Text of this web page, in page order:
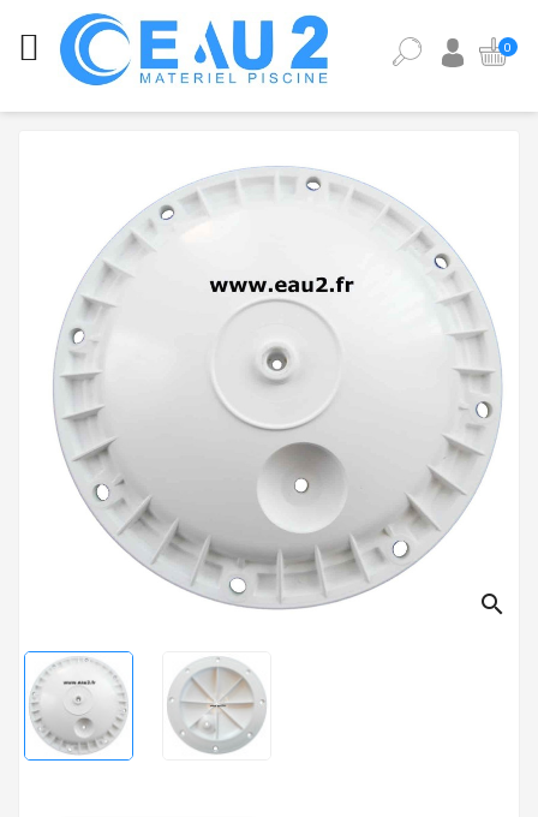
CATÉGORIES
ÉQUIPEMENT
PISCINE
PIÈCES
DÉTACHÉES
PISCINE
POMPES,
FILTRES,
PIÈCES
PVC,
VANNES,
RACCORDS,
TUBES
0
search